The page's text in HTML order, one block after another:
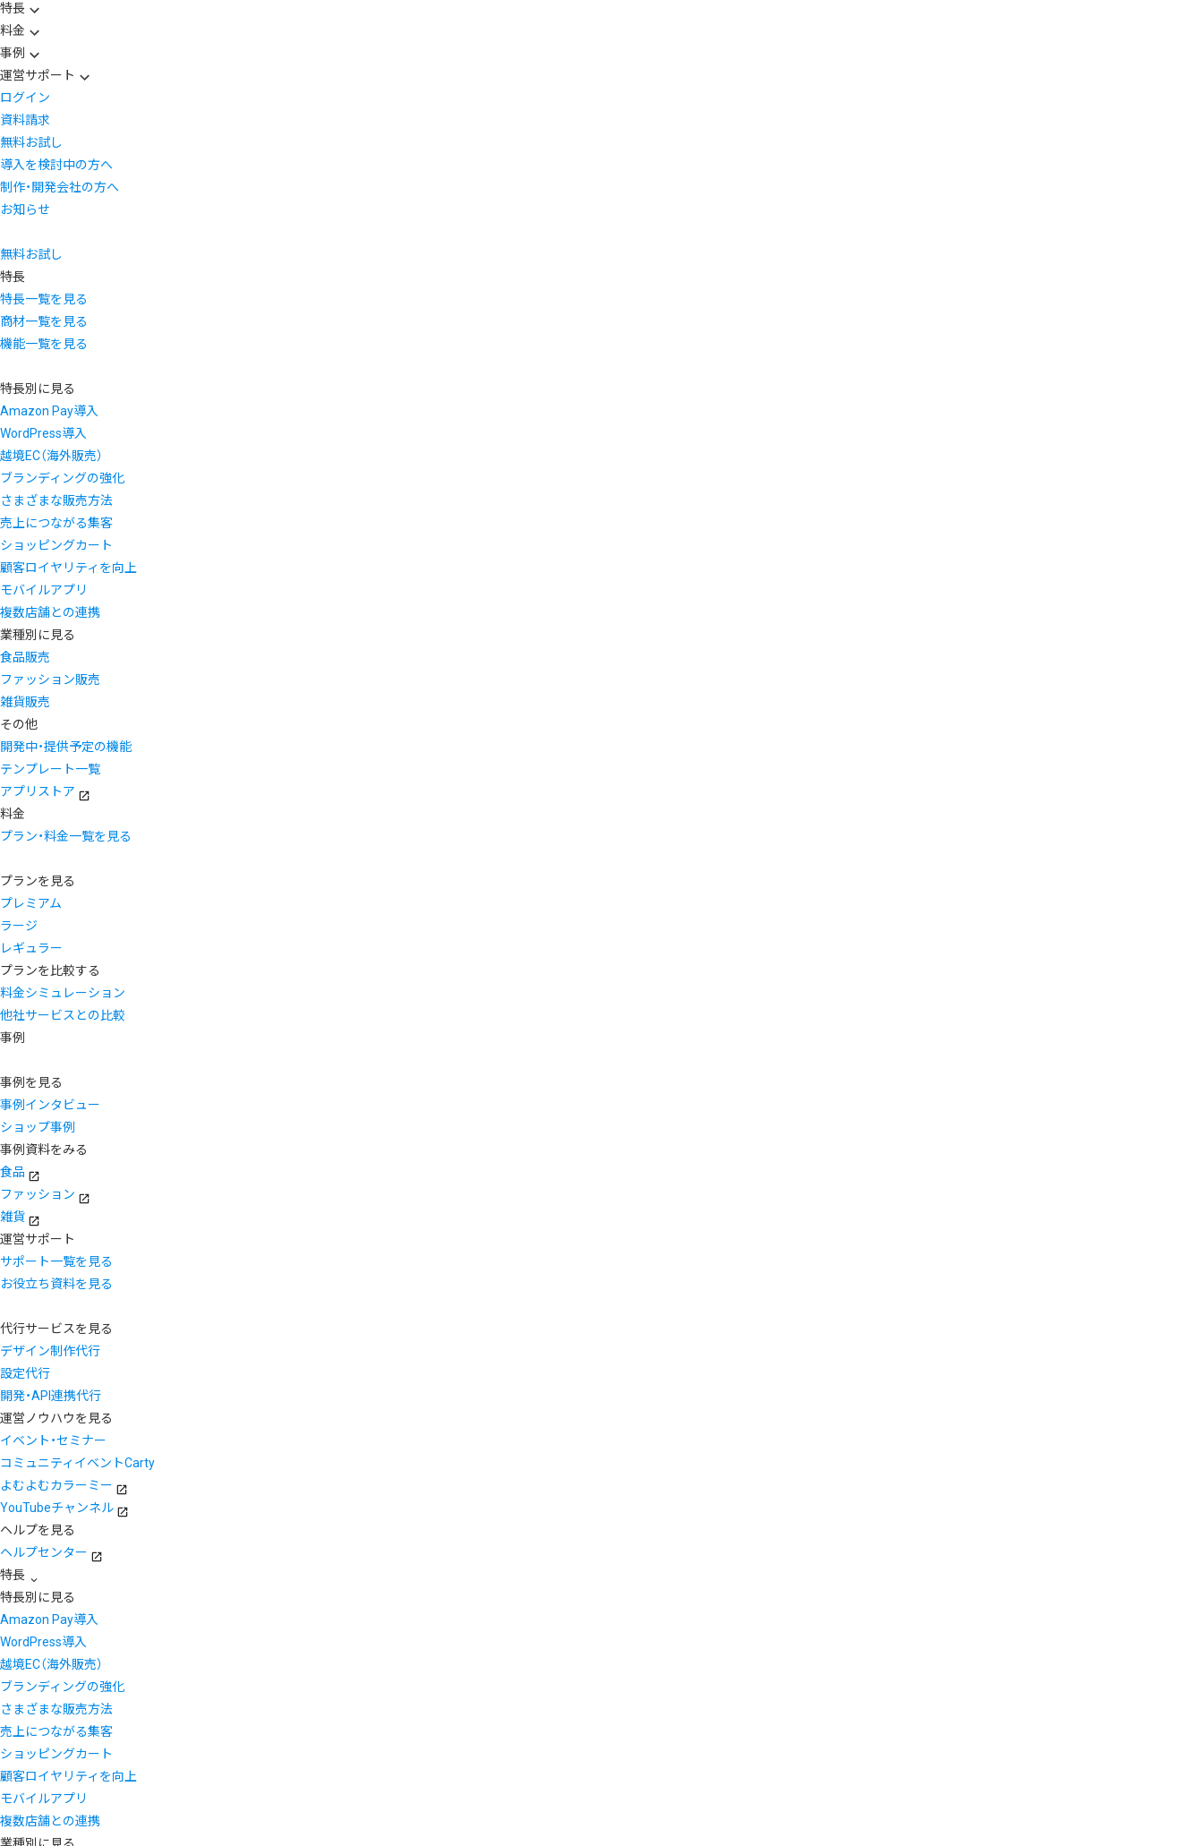
特長
料金
事例
運営サポート
ログイン
資料請求
無料お試し
導入を検討中の方へ
制作・開発会社の方へ
お知らせ
無料お試し
特長
特長一覧を見る
商材一覧を見る
機能一覧を見る
特長別に見る
Amazon Pay導入
WordPress導入
越境EC（海外販売）
ブランディングの強化
さまざまな販売方法
売上につながる集客
ショッピングカート
顧客ロイヤリティを向上
モバイルアプリ
複数店舗との連携
業種別に見る
食品販売
ファッション販売
雑貨販売
その他
開発中・提供予定の機能
テンプレート一覧
アプリストア
料金
プラン・料金一覧を見る
プランを見る
プレミアム
ラージ
レギュラー
プランを比較する
料金シミュレーション
他社サービスとの比較
事例
事例を見る
事例インタビュー
ショップ事例
事例資料をみる
食品
ファッション
雑貨
運営サポート
サポート一覧を見る
お役立ち資料を見る
代行サービスを見る
デザイン制作代行
設定代行
開発・API連携代行
運営ノウハウを見る
イベント・セミナー
コミュニティイベントCarty
よむよむカラーミー
YouTubeチャンネル
ヘルプを見る
ヘルプセンター
特長
特長別に見る
Amazon Pay導入
WordPress導入
越境EC（海外販売）
ブランディングの強化
さまざまな販売方法
売上につながる集客
ショッピングカート
顧客ロイヤリティを向上
モバイルアプリ
複数店舗との連携